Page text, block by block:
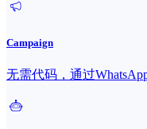
Campaign
无需代码，通过